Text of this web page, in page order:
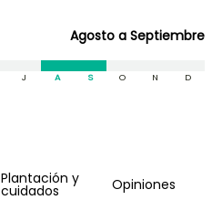
Agosto a Septiembre
J A S O N D
Plantación y
cuidados Opiniones